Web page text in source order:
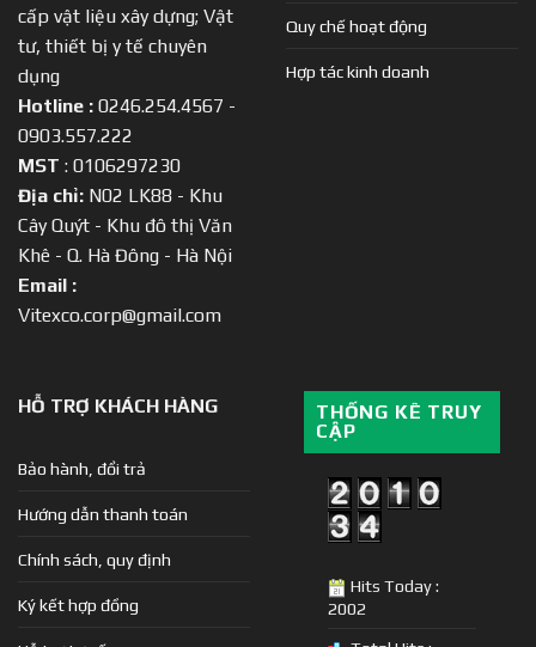
cấp vật liệu xây dựng; Vật
tư, thiết bị y tế chuyên
dụng
Hotline : 0246.254.4567 -
0903.557.222
MST : 0106297230
Địa chỉ: N02 LK88 - Khu
Cây Quýt - Khu đô thị Văn
Khê - Q. Hà Đông - Hà Nội
Email :
Vitexco.corp@gmail.com
Quy chế hoạt động
Hợp tác kinh doanh
HỖ TRỢ KHÁCH HÀNG
Bảo hành, đổi trả
Hướng dẫn thanh toán
Chính sách, quy định
Ký kết hợp đồng
THỐNG KÊ TRUY
CẬP
Hits Today :
2002